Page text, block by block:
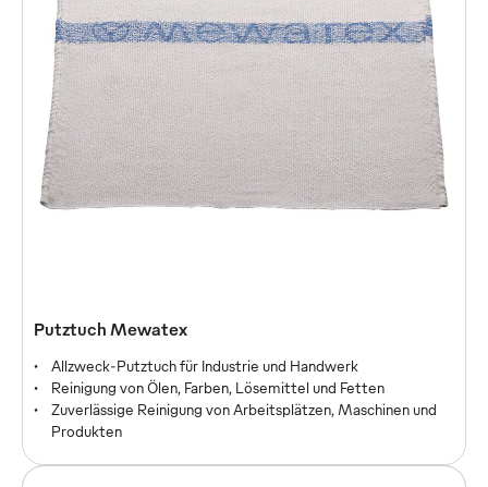
Putztuch Mewatex Ultra
Flusenfreies Putztuch
Supersanftes Reinigen sensibler Flächen
Turbo-Saugkraft
Putztuch Mewatex
Allzweck-Putztuch für Industrie und Handwerk
Reinigung von Ölen, Farben, Lösemittel und Fetten
Zuverlässige Reinigung von Arbeitsplätzen, Maschinen und
Produkten